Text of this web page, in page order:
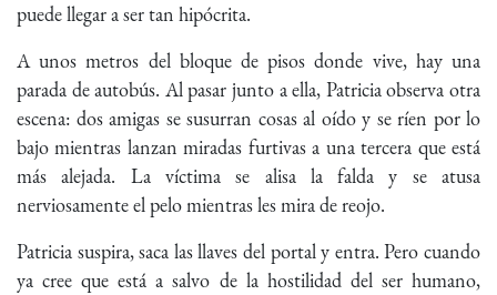
puede llegar a ser tan hipócrita.
A unos metros del bloque de pisos donde vive, hay una
parada de autobús. Al pasar junto a ella, Patricia observa otra
escena: dos amigas se susurran cosas al oído y se ríen por lo
bajo mientras lanzan miradas furtivas a una tercera que está
más alejada. La víctima se alisa la falda y se atusa
nerviosamente el pelo mientras les mira de reojo.
Patricia suspira, saca las llaves del portal y entra. Pero cuando
ya cree que está a salvo de la hostilidad del ser humano,